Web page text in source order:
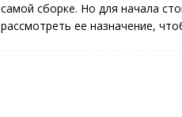
самой сборке. Но для начала
рассмотреть ее назначение,